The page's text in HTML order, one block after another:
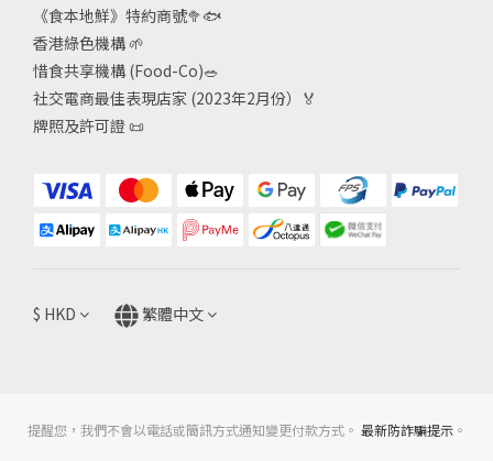
《食本地鮮》特約商號🥦🐟
香港綠色機構 🌱
惜食共享機構 (Food-Co)🥗
社交電商最佳表現店家 (2023年2月份）🏅
牌照及許可證 📜
$ HKD 繁體中文
提醒您，我們不會以電話或簡訊方式通知變更付款方式。 最新防詐騙提示。